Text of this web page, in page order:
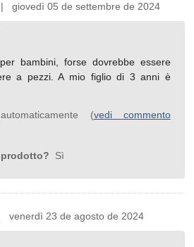
05 de settembre de 2024
bambini, forse dovrebbe essere
a pezzi. A mio figlio di 3 anni è
(vedi commento
Sì
23 de agosto de 2024